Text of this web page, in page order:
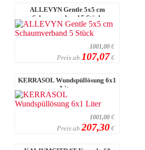
ALLEVYN Gentle 5x5 cm
Schaumverband 5 Stück
1001,00 €
Preis ab 107,07 €
KERRASOL Wundspüllösung 6x1
Liter
1001,00 €
Preis ab 207,30 €